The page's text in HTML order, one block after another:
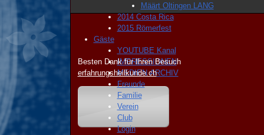
Määrt Oltingen LANG
2014 Costa Rica
2015 Römerfest
Gäste
YOUTUBE Kanal
IMPRESSIONEN
MEDIEN ARCHIV
Freunde
Familie
Verein
Club
Login
Besten Dank für Ihren Besuch
erfahrungsheilkunde.ch